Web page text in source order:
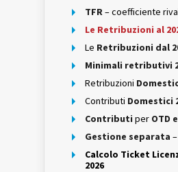
TFR– coefficiente
Le Retribuzioni al
Le Retribuzioni dal
Minimali retributivi
Retribuzioni
Contributi Domestici
Contributi per OTD
Gestione separata
Calcolo Ticket
2026